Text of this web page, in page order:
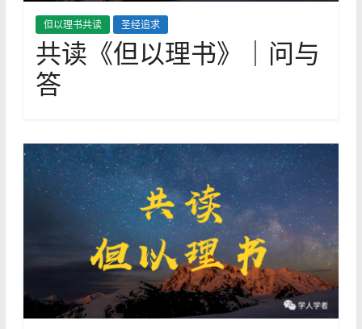
但以理书共读 圣经追求
共读《但以理书》｜问与
答